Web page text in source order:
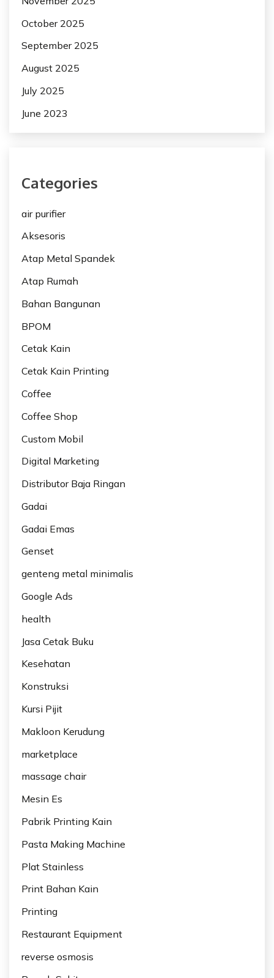
October 2025
September 2025
August 2025
July 2025
June 2023
Categories
air purifier
Aksesoris
Atap Metal Spandek
Atap Rumah
Bahan Bangunan
BPOM
Cetak Kain
Cetak Kain Printing
Coffee
Coffee Shop
Custom Mobil
Digital Marketing
Distributor Baja Ringan
Gadai
Gadai Emas
Genset
genteng metal minimalis
Google Ads
health
Jasa Cetak Buku
Kesehatan
Konstruksi
Kursi Pijit
Makloon Kerudung
marketplace
massage chair
Mesin Es
Pabrik Printing Kain
Pasta Making Machine
Plat Stainless
Print Bahan Kain
Printing
Restaurant Equipment
reverse osmosis